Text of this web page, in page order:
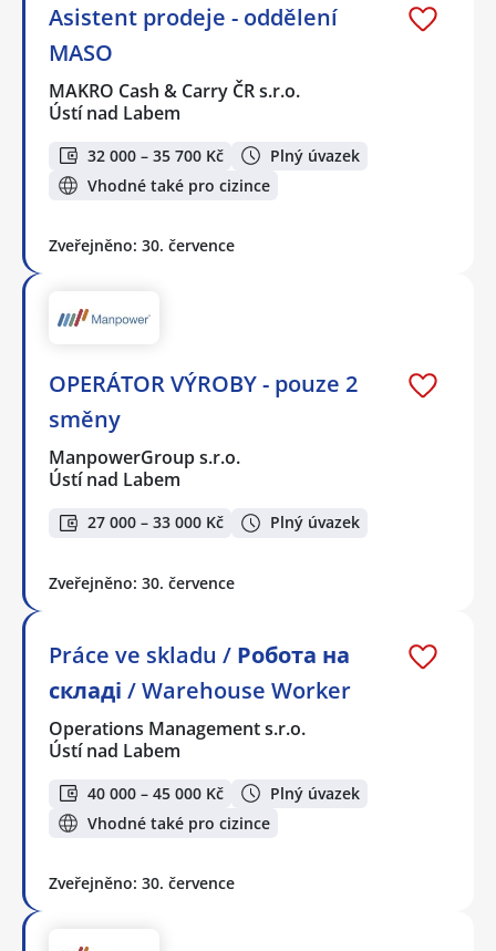
Asistent prodeje - oddělení
MASO
MAKRO Cash & Carry ČR s.r.o.
Ústí nad Labem
32 000 – 35 700 Kč
Plný úvazek
Vhodné také pro cizince
Zveřejněno: 30. července
OPERÁTOR VÝROBY - pouze 2
směny
ManpowerGroup s.r.o.
Ústí nad Labem
27 000 – 33 000 Kč Plný úvazek
Zveřejněno: 30. července
Práce ve skladu / Робота на
складі / Warehouse Worker
Operations Management s.r.o.
Ústí nad Labem
40 000 – 45 000 Kč
Plný úvazek
Vhodné také pro cizince
Zveřejněno: 30. července